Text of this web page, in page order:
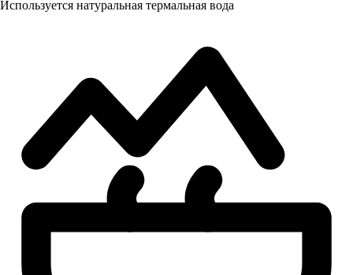
Используется натуральная термальная вода